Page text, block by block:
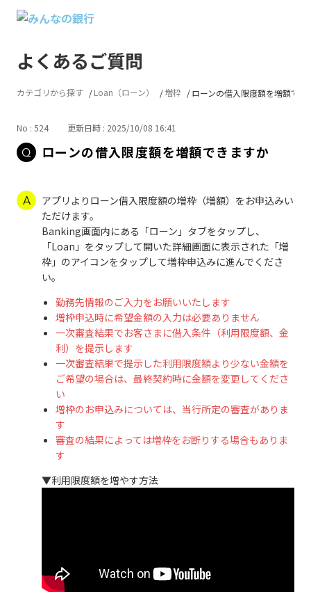
よくあるご質問
カテゴリから探す Loan（ローン） 増枠 ローンの借入限度額を増額でき
No : 524 更新日時 : 2025/10/08 16:41
ローンの借入限度額を増額できますか
アプリよりローン借入限度額の増枠（増額）をお申込みい
ただけます。
Banking画面内にある「ローン」タブをタップし、
「Loan」をタップして開いた詳細画面に表示された「増
枠」のアイコンをタップして増枠申込みに進んでくださ
い。
勤務先情報のご入力をお願いいたします
増枠申込時に希望金額の入力は必要ありません
一次審査結果でお客さまに借入条件（利用限度額、金
利）を提示します
一次審査結果で提示した利用限度額より少ない金額を
ご希望の場合は、最終契約時に金額を変更してくださ
い
増枠のお申込みについては、当行所定の審査がありま
す
審査の結果によっては増枠をお断りする場合もありま
す
▼利用限度額を増やす方法